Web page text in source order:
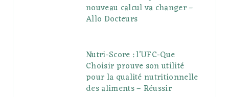
nouveau calcul va changer –
Allo Docteurs
Nutri-Score : l’UFC-Que
Choisir prouve son utilité
pour la qualité nutritionnelle
des aliments – Réussir